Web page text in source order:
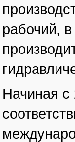
рабочий,
Начиная с